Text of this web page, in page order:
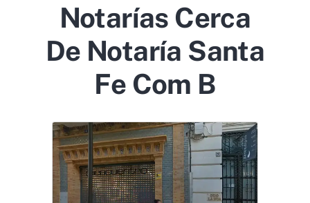
Notarías Cerca
De Notaría Santa
Fe Com B